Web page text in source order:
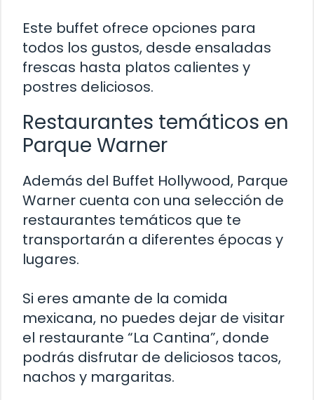
Este buffet ofrece opciones para
todos los gustos, desde ensaladas
frescas hasta platos calientes y
postres deliciosos.
Restaurantes temáticos en
Parque Warner
Además del Buffet Hollywood, Parque
Warner cuenta con una selección de
restaurantes temáticos que te
transportarán a diferentes épocas y
lugares.
Si eres amante de la comida
mexicana, no puedes dejar de visitar
el restaurante “La Cantina”, donde
podrás disfrutar de deliciosos tacos,
nachos y margaritas.